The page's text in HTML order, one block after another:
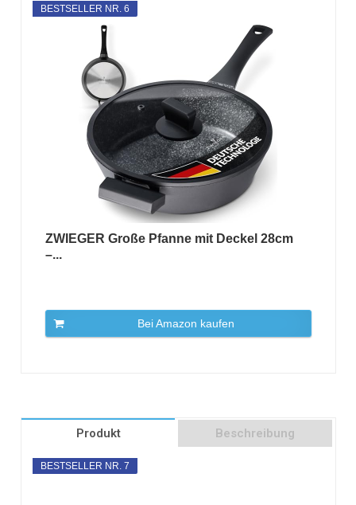
BESTSELLER NR. 6
ZWIEGER Große Pfanne mit Deckel 28cm
–...
Bei Amazon kaufen
Produkt Beschreibung
BESTSELLER NR. 7